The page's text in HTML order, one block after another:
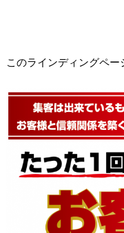
このラインディングペー